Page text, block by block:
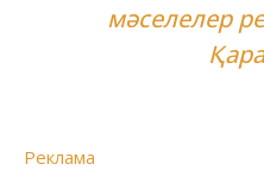
мәселелер
Реклама